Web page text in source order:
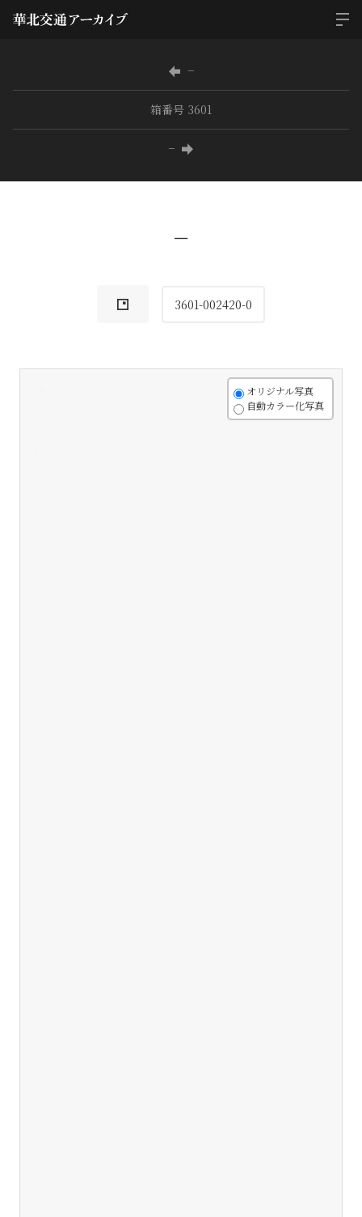
−
箱番号 3601
−
−
3601-002420-0
オリジナル写真
自動カラー化写真